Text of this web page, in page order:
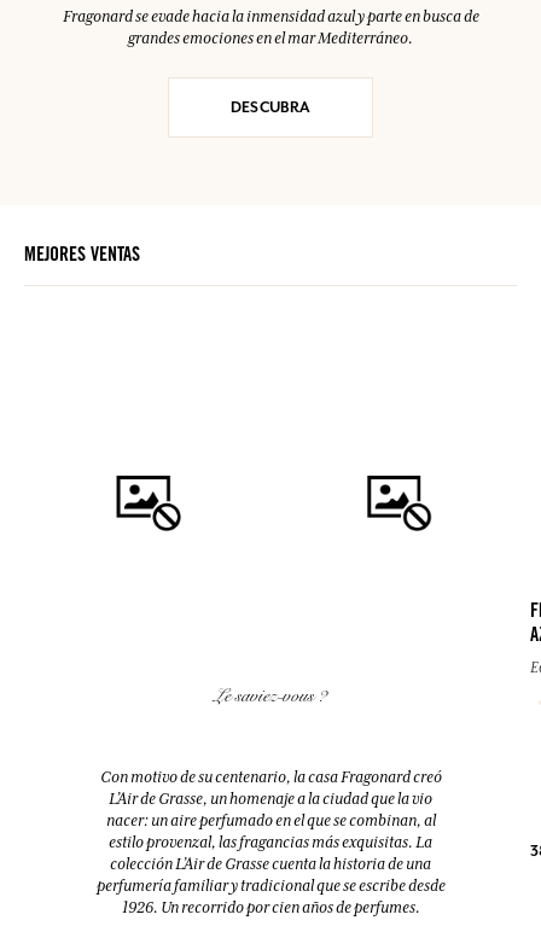
Fragonard se evade hacia la inmensidad azul y parte en busca de
grandes emociones en el mar Mediterráneo.
DESCUBRA
MEJORES VENTAS
FLEUR D'ORANGER (FLOR DE
200ml
52,00 €
Le saviez-vous ?
Con motivo de su centenario, la casa Fragonard creó
L’Air de Grasse, un homenaje a la ciudad que la vio
nacer: un aire perfumado en el que se combinan, al
estilo provenzal, las fragancias más exquisitas. La
colección L’Air de Grasse cuenta la historia de una
perfumería familiar y tradicional que se escribe desde
1926. Un recorrido por cien años de perfumes.